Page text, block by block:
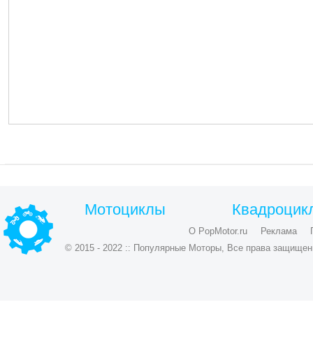
Мотоциклы
О PopMotor.ru Реклама
© 2015 - 2022 :: Популярные Моторы, Все права